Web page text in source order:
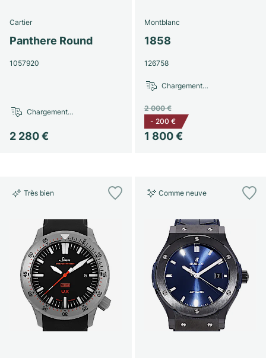
Cartier
Panthere Round
1057920
2 280 €
Chargement…
Montblanc
1858
126758
1 800 €
2 000 €
- 200 €
Chargement…
Très bien Comme neuve